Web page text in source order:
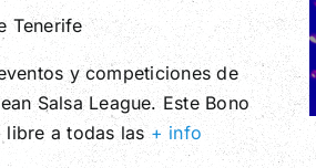
Tenerife
y competiciones de
Salsa League. Este Bono
libre a todas las+ info